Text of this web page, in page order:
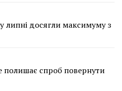
липні досягли максимуму з
спроб повернути